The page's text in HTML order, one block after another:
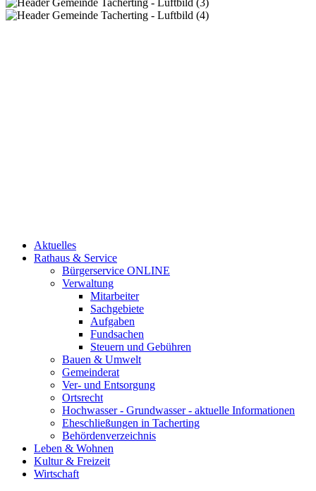
Aktuelles
Rathaus & Service
Bürgerservice ONLINE
Verwaltung
Mitarbeiter
Sachgebiete
Aufgaben
Fundsachen
Steuern und Gebühren
Bauen & Umwelt
Gemeinderat
Ver- und Entsorgung
Ortsrecht
Hochwasser - Grundwasser - aktuelle Informationen
Eheschließungen in Tacherting
Behördenverzeichnis
Leben & Wohnen
Kultur & Freizeit
Wirtschaft